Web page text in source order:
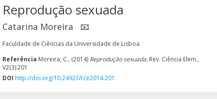
Reprodução sexuada
Catarina Moreira 📧
Faculdade de Ciências da Universidade de Lisboa
Referência Moreira, C., (2014) Reprodução sexuada, Rev. Ciência Elem.,
V2(3):201
DOI http://doi.org/10.24927/rce2014.201